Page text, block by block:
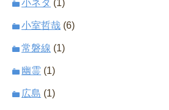
小ネタ (1)
小室哲哉 (6)
常磐線 (1)
幽霊 (1)
広島 (1)